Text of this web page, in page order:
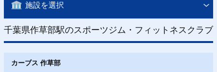
施設を選択
千葉県作草部駅のスポーツジム・フィットネスクラブ
カーブス 作草部